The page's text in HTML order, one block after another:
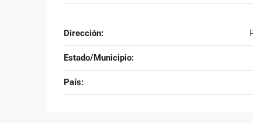
Dirección:
Estado/Municipio:
País: